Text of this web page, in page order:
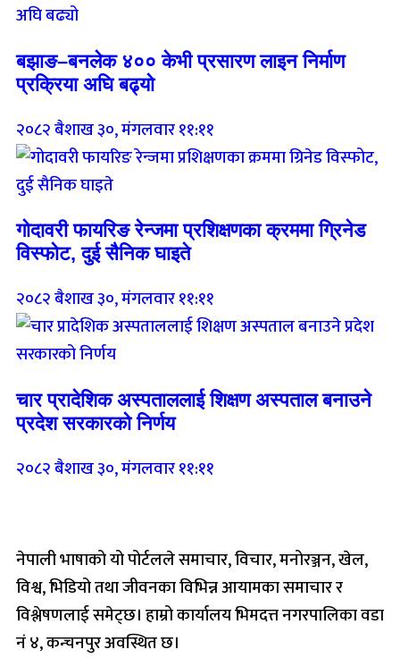
बझाङ–बनलेक ४०० केभी प्रसारण लाइन निर्माण
प्रक्रिया अघि बढ्यो
२०८२ बैशाख ३०, मंगलवार ११:११
गोदावरी फायरिङ रेन्जमा प्रशिक्षणका क्रममा ग्रिनेड
विस्फोट, दुई सैनिक घाइते
२०८२ बैशाख ३०, मंगलवार ११:११
चार प्रादेशिक अस्पताललाई शिक्षण अस्पताल बनाउने
प्रदेश सरकारको निर्णय
२०८२ बैशाख ३०, मंगलवार ११:११
नेपाली भाषाको यो पोर्टलले समाचार, विचार, मनोरञ्जन, खेल,
विश्व, भिडियो तथा जीवनका विभिन्न आयामका समाचार र
विश्लेषणलाई समेट्छ। हाम्रो कार्यालय भिमदत्त नगरपालिका वडा
नं ४, कन्चनपुर अवस्थित छ।